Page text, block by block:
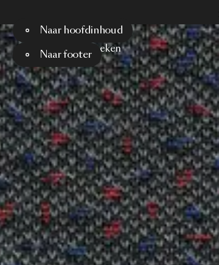
Naar hoofdinhoud
Naar footer
Menu Zoeken